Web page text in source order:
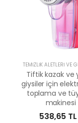
TEMIZLIK ALETLERI VE
Tiftik kazak ve
giysiler için
toplama ve tüy
makinesi
538,65 TL